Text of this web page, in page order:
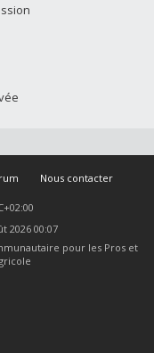
Nous contacter
2026 00:07
pour les Pros et